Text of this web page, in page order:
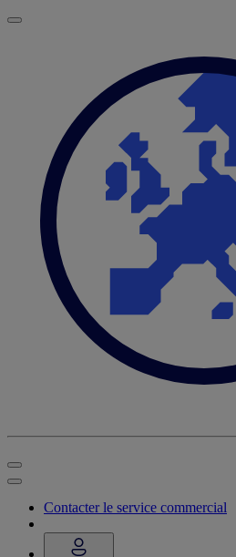
Contacter le service commercial